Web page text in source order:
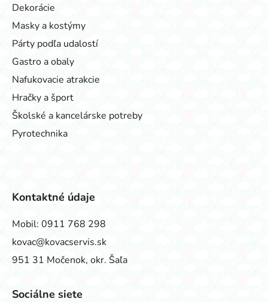
Dekorácie
Masky a kostýmy
Párty podľa udalostí
Gastro a obaly
Nafukovacie atrakcie
Hračky a šport
Školské a kancelárske potreby
Pyrotechnika
Kontaktné údaje
Mobil: 0911 768 298
kovac@kovacservis.sk
951 31 Močenok, okr. Šaľa
Sociálne siete